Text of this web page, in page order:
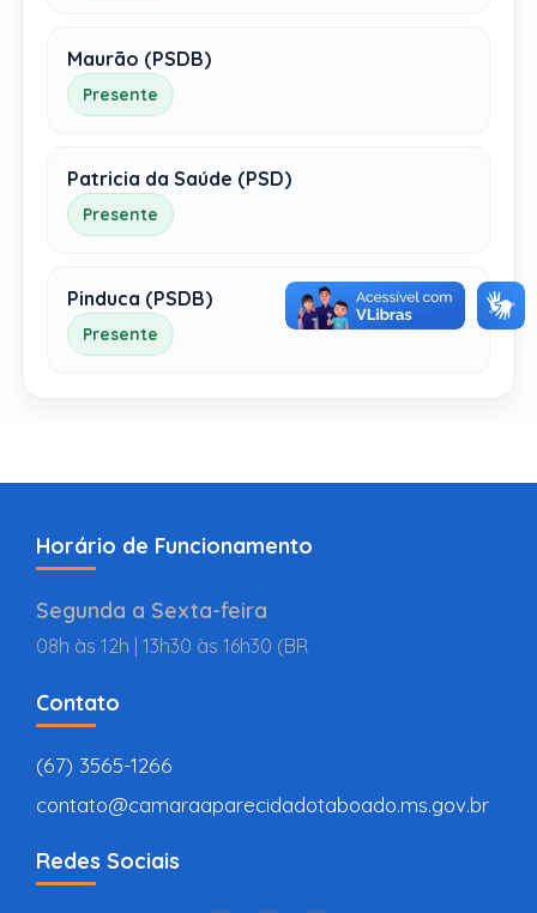
Maurão (PSDB)
Presente
Patricia da Saúde (PSD)
Presente
Pinduca (PSDB)
Presente
Horário de Funcionamento
Segunda a Sexta-feira
08h às 12h | 13h30 às 16h30 (BR
Contato
(67) 3565-1266
contato@camaraaparecidadotaboado.ms.gov.br
Redes Sociais